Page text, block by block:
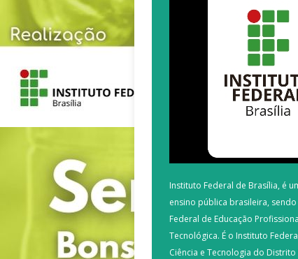
Instituto Federal de Brasília, é
ensino pública brasileira,
Federal de Educação
Tecnológica. É o Instituto
Ciência e Tecnologia do Distrito